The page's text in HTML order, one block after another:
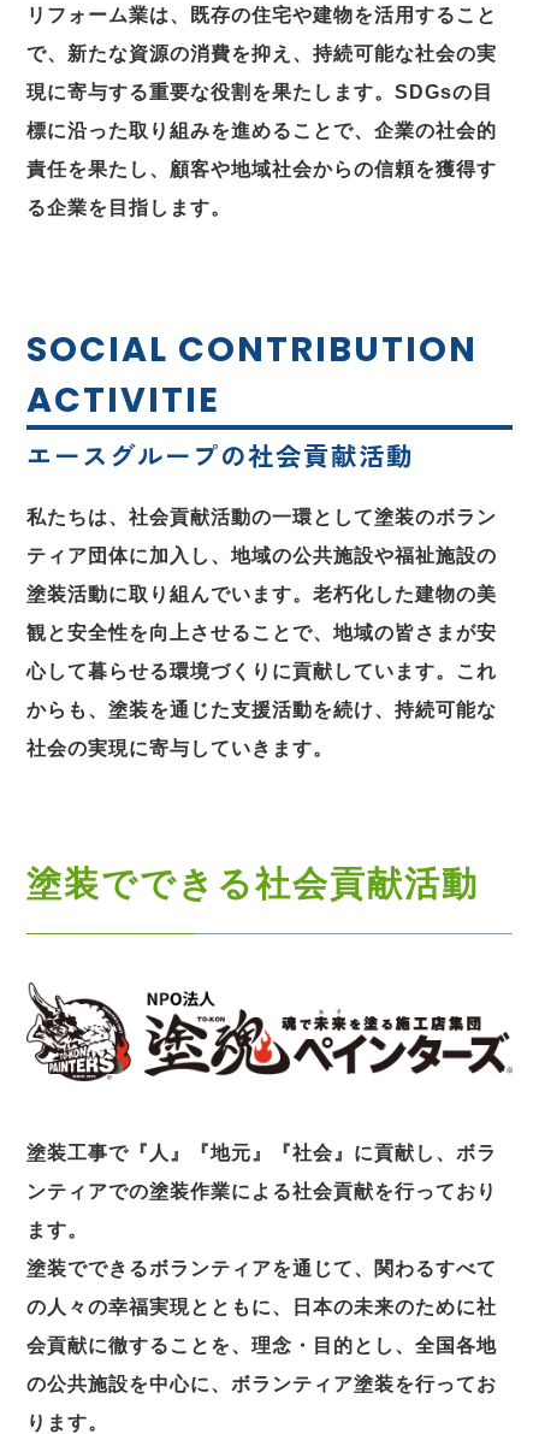
リフォーム業は、既存の住宅や建物を活用すること
で、新たな資源の消費を抑え、持続可能な社会の実
現に寄与する重要な役割を果たします。SDGsの目
標に沿った取り組みを進めることで、企業の社会的
責任を果たし、顧客や地域社会からの信頼を獲得す
る企業を目指します。
SOCIAL CONTRIBUTION
ACTIVITIE
エースグループの社会貢献活動
私たちは、社会貢献活動の一環として塗装のボラン
ティア団体に加入し、地域の公共施設や福祉施設の
塗装活動に取り組んでいます。老朽化した建物の美
観と安全性を向上させることで、地域の皆さまが安
心して暮らせる環境づくりに貢献しています。これ
からも、塗装を通じた支援活動を続け、持続可能な
社会の実現に寄与していきます。
塗装でできる社会貢献活動
塗装工事で『人』『地元』『社会』に貢献し、ボラ
ンティアでの塗装作業による社会貢献を行っており
ます。
塗装でできるボランティアを通じて、関わるすべて
の人々の幸福実現とともに、日本の未来のために社
会貢献に徹することを、理念・目的とし、全国各地
の公共施設を中心に、ボランティア塗装を行ってお
ります。